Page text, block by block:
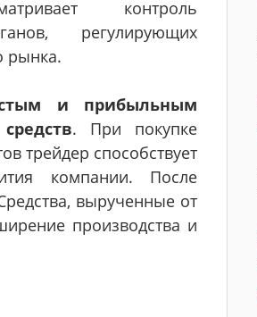
контроль
регулирующих
рынка.
и прибыльным
. При покупке
трейдер способствует
компании. После
вырученные от
производства и